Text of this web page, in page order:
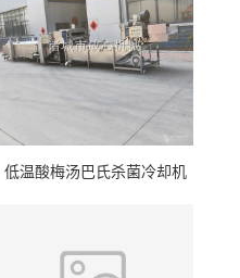
低温酸梅汤巴氏杀菌冷却机